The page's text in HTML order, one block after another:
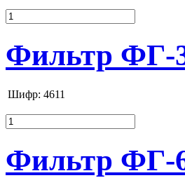
Фильтр ФГ-
Шифр: 4611
Фильтр ФГ-